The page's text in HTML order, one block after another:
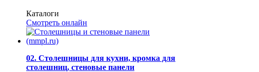
Каталоги
Смотреть онлайн
02. Столешницы для кухни, кромка для
столешниц, стеновые панели